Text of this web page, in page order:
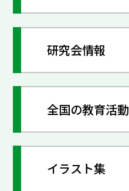
研究会情報
全国の教育活動
イラスト集